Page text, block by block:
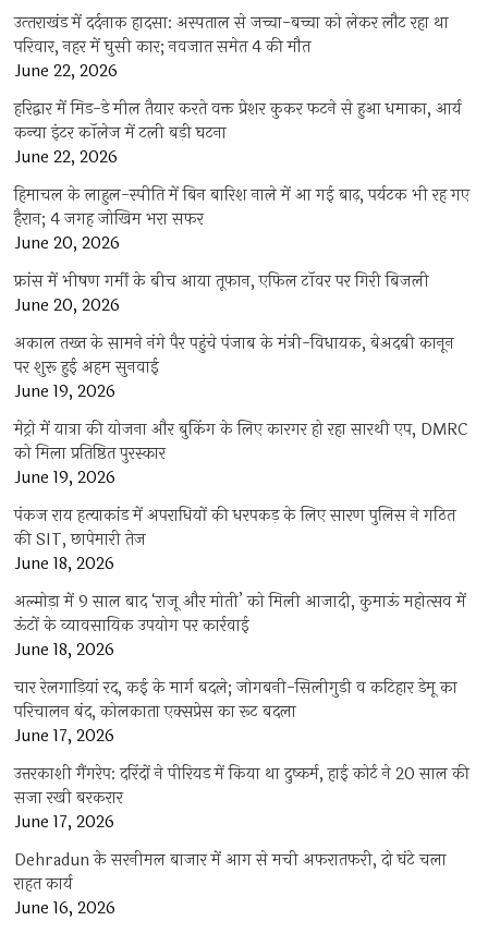
उत्‍तराखंड में दर्दनाक हादसा: अस्पताल से जच्चा-बच्चा को लेकर लौट रहा था
परिवार, नहर में घुसी कार; नवजात समेत 4 की मौत
June 22, 2026
हरिद्वार में मिड-डे मील तैयार करते वक्त प्रेशर कुकर फटने से हुआ धमाका, आर्य
कन्या इंटर कॉलेज में टली बड़ी घटना
June 22, 2026
हिमाचल के लाहुल-स्पीति में बिन बारिश नाले में आ गई बाढ़, पर्यटक भी रह गए
हैरान; 4 जगह जोखिम भरा सफर
June 20, 2026
फ्रांस में भीषण गर्मी के बीच आया तूफान, एफिल टॉवर पर गिरी बिजली
June 20, 2026
अकाल तख्त के सामने नंगे पैर पहुंचे पंजाब के मंत्री-विधायक, बेअदबी कानून
पर शुरू हुई अहम सुनवाई
June 19, 2026
मेट्रो में यात्रा की योजना और बुकिंग के लिए कारगर हो रहा सारथी एप, DMRC
को मिला प्रतिष्ठित पुरस्कार
June 19, 2026
पंकज राय हत्याकांड में अपराधियों की धरपकड़ के लिए सारण पुलिस ने गठित
की SIT, छापेमारी तेज
June 18, 2026
अल्मोड़ा में 9 साल बाद ‘राजू और मोती’ को मिली आजादी, कुमाऊं महोत्सव में
ऊंटों के व्यावसायिक उपयोग पर कार्रवाई
June 18, 2026
चार रेलगाड़ियां रद, कई के मार्ग बदले; जोगबनी-सिलीगुड़ी व कटिहार डेमू का
परिचालन बंद, कोलकाता एक्सप्रेस का रूट बदला
June 17, 2026
उत्तरकाशी गैंगरेप: दरिंदों ने पीरियड में किया था दुष्कर्म, हाई कोर्ट ने 20 साल की
सजा रखी बरकरार
June 17, 2026
Dehradun के सरनीमल बाजार में आग से मची अफरातफरी, दो घंटे चला
राहत कार्य
June 16, 2026